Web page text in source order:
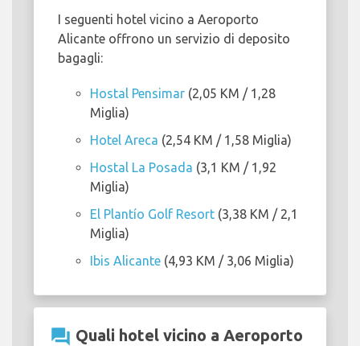
I seguenti hotel vicino a Aeroporto
Alicante offrono un servizio di deposito
bagagli:
Hostal Pensimar (2,05 KM / 1,28
Miglia)
Hotel Areca (2,54 KM / 1,58 Miglia)
Hostal La Posada (3,1 KM / 1,92
Miglia)
El Plantío Golf Resort (3,38 KM / 2,1
Miglia)
Ibis Alicante (4,93 KM / 3,06 Miglia)
question_answer Quali hotel vicino a Aeroporto